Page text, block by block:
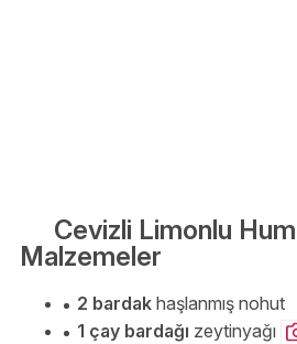
Cevizli Limonlu
Malzemeler
2 bardak haşlanmış nohut
1 çay bardağı zeytinyağı